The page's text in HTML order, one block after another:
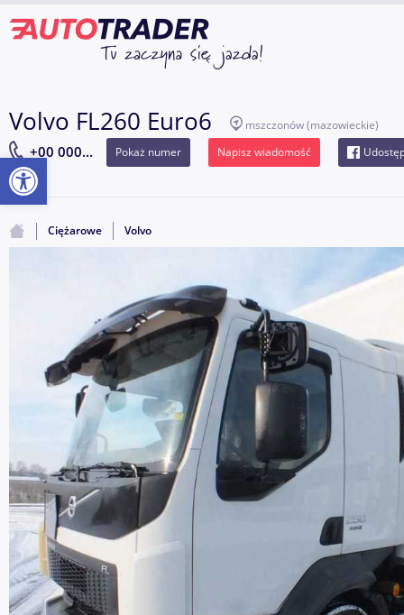
Volvo FL260 Euro6 mszczonów(mazowieckie)
+00 000... Pokaż numer Napisz wiadomość
Ciężarowe Volvo
Otwórz pasek narzędzi